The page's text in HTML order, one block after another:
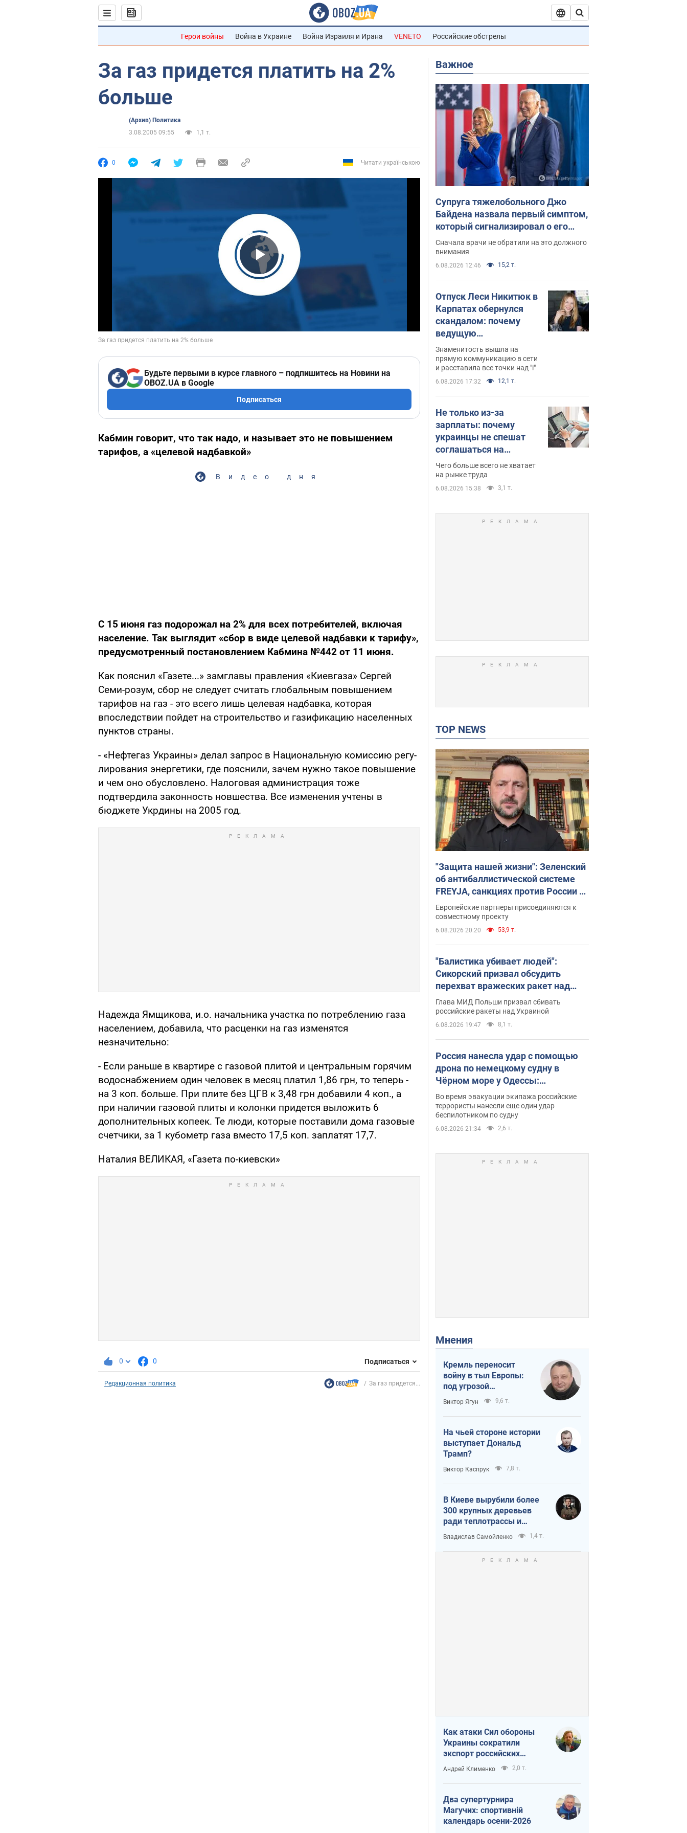
Герои войны Война в Украине Война Израиля и Ирана VENETO Российские обстрелы
За газ придется платить на 2%
больше
(Архив) Политика
3.08.2005 09:55
1,1 т.
0 Читати українською
Play Video
Будьте первыми в курсе главного – подпишитесь на Новини на
OBOZ.UA в Google
Подписаться
Кабмин говорит, что так надо, и называет это не повышением
тарифов, а «целевой надбавкой»
Видео дня
С 15 июня газ подорожал на 2% для всех потребителей, включая
насе­ление. Так выглядит «сбор в виде целевой надбавки к тарифу»,
пре­дусмотренный постановлением Кабмина №442 от 11 июня.
Как пояснил «Газете...» замглавы правления «Киевгаза» Сергей
Семи-розум, сбор не следует считать гло­бальным повышением
тарифов на газ - это всего лишь целевая надбавка, ко­торая
впоследствии пойдет на строи­тельство и газификацию населенных
пунктов страны.
- «Нефтегаз Украины» делал зап­рос в Национальную комиссию регу­
лирования энергетики, где пояснили, зачем нужно такое повышение
и чем оно обусловлено. Налоговая админис­трация тоже
подтвердила законность новшества. Все изменения учтены в
бюджете Укрдины на 2005 год.
Надежда Ямщикова, и.о. начальни­ка участка по потреблению газа
насе­лением, добавила, что расценки на газ изменятся
незначительно:
- Если раньше в квартире с газо­вой плитой и центральным горячим
водоснабжением один человек в ме­сяц платил 1,86 грн, то теперь -
на 3 коп. больше. При плите без ЦГВ к 3,48 грн добавили 4 коп., а
при наличии га­зовой плиты и колонки придется вы­ложить 6
дополнительных копеек. Те люди, которые поставили дома газо­вые
счетчики, за 1 кубометр газа вместо 17,5 коп. заплатят 17,7.
Наталия ВЕЛИКАЯ, «Газета по-киевски»
0 0 Подписаться
Редакционная политика За газ придется...
Важное
Супруга тяжелобольного Джо
Байдена назвала первый симптом,
который сигнализировал о его
"агрессивном" раке
Сначала врачи не обратили на это должного
внимания
6.08.2026 12:46 15,2 т.
Отпуск Леси Никитюк в
Карпатах обернулся
скандалом: почему
ведущую
несправедливо
захейтили
Знаменитость вышла на
прямую коммуникацию в сети
и расставила все точки над "i"
6.08.2026 17:32 12,1 т.
Не только из-за
зарплаты: почему
украинцы не спешат
соглашаться на
вакансии
Чего больше всего не хватает
на рынке труда
6.08.2026 15:38 3,1 т.
TOP NEWS
"Защита нашей жизни": Зеленский
об антибаллистической системе
FREYJA, санкциях против России и
поддержке аграриев. Видео
Европейские партнеры присоединяются к
совместному проекту
6.08.2026 20:20 53,9 т.
"Балистика убивает людей":
Сикорский призвал обсудить
перехват вражеских ракет над
Украиной
Глава МИД Польши призвал сбивать
российские ракеты над Украиной
6.08.2026 19:47 8,1 т.
Россия нанесла удар с помощью
дрона по немецкому судну в
Чёрном море у Одессы:
подробности
Во время эвакуации экипажа российские
террористы нанесли еще один удар
беспилотником по судну
6.08.2026 21:34 2,6 т.
Мнения
Кремль переносит
войну в тыл Европы:
под угрозой
критическая
логистика
Виктор Ягун 9,6 т.
На чьей стороне истории
выступает Дональд
Трамп?
Виктор Каспрук 7,8 т.
В Киеве вырубили более
300 крупных деревьев
ради теплотрассы и
вопреки Генплану
Владислав Самойленко 1,4 т.
Как атаки Сил обороны
Украины сократили
экспорт российских
нефтепродуктов
Андрей Клименко 2,0 т.
Два супертурнира
Магучих: спортивній
календарь осени-2026